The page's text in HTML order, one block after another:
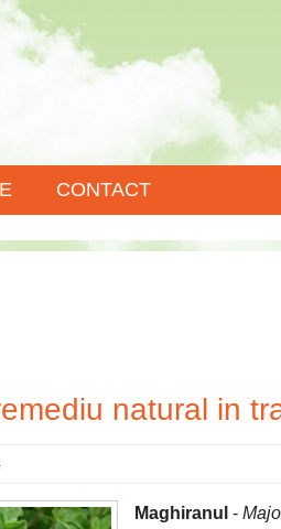
CONTACT
natural in
Maghiranul -